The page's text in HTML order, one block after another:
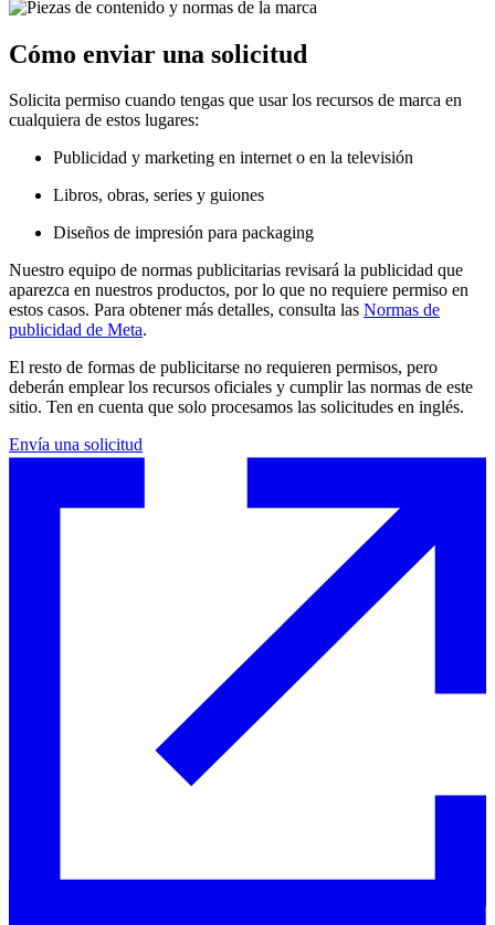
Cómo enviar una solicitud
Solicita permiso cuando tengas que usar los recursos de marca en
cualquiera de estos lugares:
Publicidad y marketing en internet o en la televisión
Libros, obras, series y guiones
Diseños de impresión para packaging
Nuestro equipo de normas publicitarias revisará la publicidad que
aparezca en nuestros productos, por lo que no requiere permiso en
estos casos. Para obtener más detalles, consulta las Normas de
publicidad de Meta.
El resto de formas de publicitarse no requieren permisos, pero
deberán emplear los recursos oficiales y cumplir las normas de este
sitio. Ten en cuenta que solo procesamos las solicitudes en inglés.
Envía una solicitud